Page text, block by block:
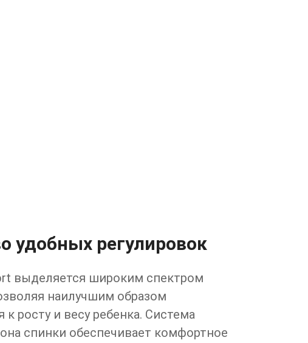
удобных регулировок
выделяется широким спектром
наилучшим образом
к росту и весу ребенка. Система
спинки обеспечивает комфортное